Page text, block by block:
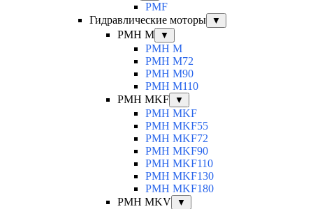
PMF
Гидравлические моторы
▼
PMH M ▼
PMH M
PMH M72
PMH M90
PMH M110
PMH MKF
▼
PMH MKF
PMH MKF55
PMH MKF72
PMH MKF90
PMH MKF110
PMH MKF130
PMH MKF180
PMH MKV
▼